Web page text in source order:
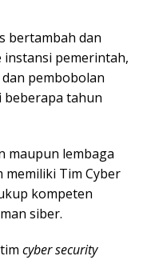
bertambah dan
pemerintah,
pembobolan
beberapa tahun
maupun lembaga
Tim Cyber
kompeten
siber.
cyber security